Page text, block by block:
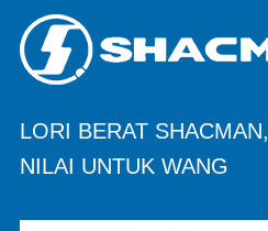
LORI BERAT SHACMAN,
NILAI UNTUK WANG